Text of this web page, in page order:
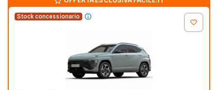
Stock concessionario